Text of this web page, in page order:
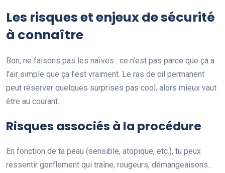
Les risques et enjeux de sécurité
à connaître
Bon, ne faisons pas les naïves : ce n’est pas parce que ça a
l’air simple que ça l’est vraiment. Le ras de cil permanent
peut réserver quelques surprises pas cool, alors mieux vaut
être au courant.
Risques associés à la procédure
En fonction de ta peau (sensible, atopique, etc.), tu peux
ressentir gonflement qui traîne, rougeurs, démangeaisons…